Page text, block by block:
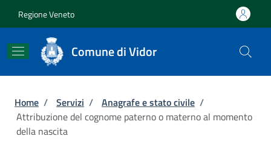
Regione Veneto
Comune di Vidor
Briciole di pane
Home / Servizi / Anagrafe e stato civile /
Attribuzione del cognome paterno o materno al momento
della nascita